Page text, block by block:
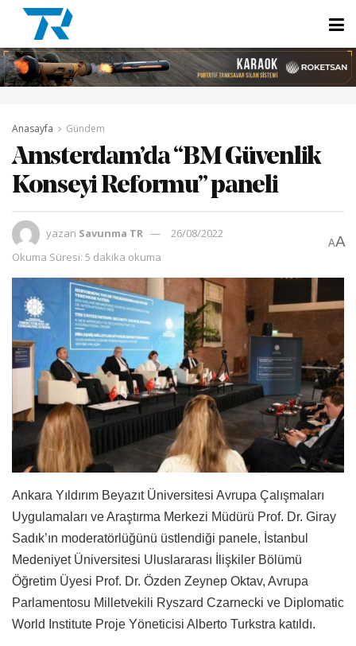
Anasayfa Gündem
Amsterdam’da “BM Güvenlik
Konseyi Reformu” paneli
yazan Savunma TR
26/08/2022
Okuma Süresi: 5 dakika okuma
AA
Ankara Yıldırım Beyazıt Üniversitesi Avrupa Çalışmaları
Uygulamaları ve Araştırma Merkezi Müdürü Prof. Dr. Giray
Sadık’ın moderatörlüğünü üstlendiği panele, İstanbul
Medeniyet Üniversitesi Uluslararası İlişkiler Bölümü
Öğretim Üyesi Prof. Dr. Özden Zeynep Oktav, Avrupa
Parlamentosu Milletvekili Ryszard Czarnecki ve Diplomatic
World Institute Proje Yöneticisi Alberto Turkstra katıldı.